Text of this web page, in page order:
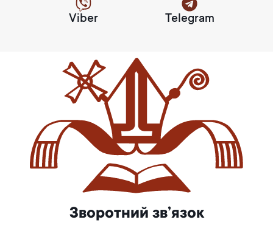
Viber Telegram
Зворотний зв’язок